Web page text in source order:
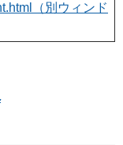
（別ウィンド